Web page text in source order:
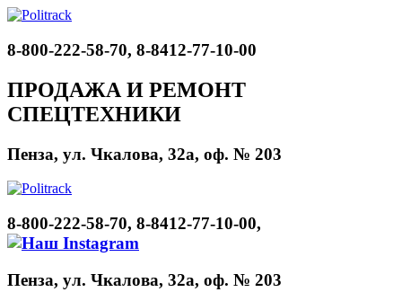
8-800-222-58-70, 8-8412-77-10-00
ПРОДАЖА И РЕМОНТ
СПЕЦТЕХНИКИ
Пенза, ул. Чкалова, 32а, оф. № 203
8-800-222-58-70, 8-8412-77-10-00,
Пенза, ул. Чкалова, 32а, оф. № 203